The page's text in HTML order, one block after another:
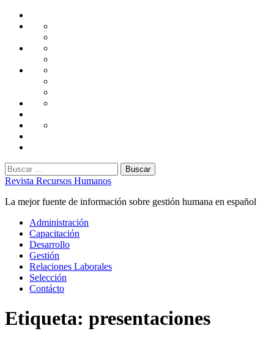
Saltar
Administración
Capacitación
Desarrollo
Gestión
Laborales
Selección
Buscar:
Revista Recursos Humanos
La mejor fuente de información sobre gestión humana en español
Menú
principal
Administración
Capacitación
Desarrollo
Gestión
Relaciones Laborales
Selección
Contácto
Etiqueta: presentaciones